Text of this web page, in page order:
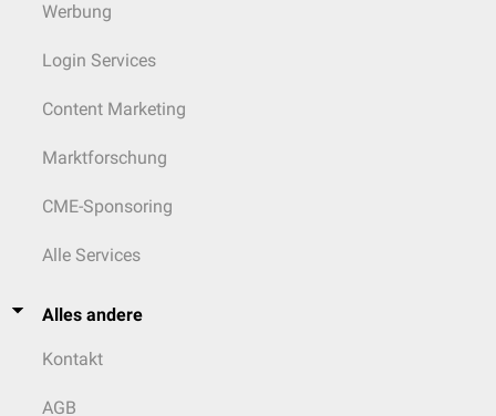
Werbung
Login Services
Content Marketing
Marktforschung
CME-Sponsoring
Alle Services
Alles andere
Kontakt
AGB